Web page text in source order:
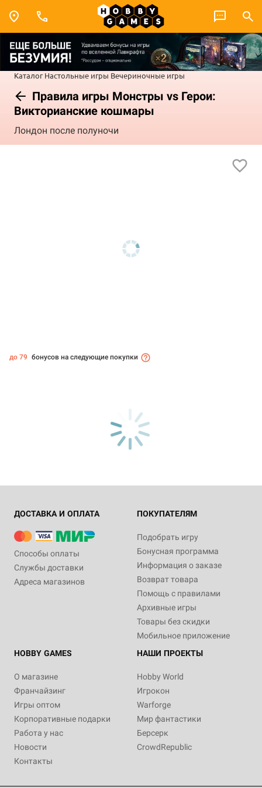
Каталог Настольные игры Вечериночные игры
Правила игры Монстры vs Герои:
Викторианские кошмары
Лондон после полуночи
до 79 бонусов на следующие покупки
ДОСТАВКА И ОПЛАТА
Способы оплаты
Службы доставки
Адреса магазинов
ПОКУПАТЕЛЯМ
Подобрать игру
Бонусная программа
Информация о заказе
Возврат товара
Помощь с правилами
Архивные игры
Товары без скидки
Мобильное приложение
HOBBY GAMES
О магазине
Франчайзинг
Игры оптом
Корпоративные подарки
Работа у нас
Новости
Контакты
НАШИ ПРОЕКТЫ
Hobby World
Игрокон
Warforge
Мир фантастики
Берсерк
CrowdRepublic